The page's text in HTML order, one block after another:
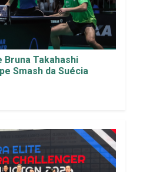
Bruna Takahashi
Smash da Suécia